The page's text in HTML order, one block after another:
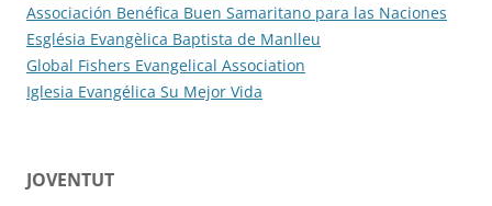
Associación Benéfica Buen Samaritano para las Naciones
Església Evangèlica Baptista de Manlleu
Global Fishers Evangelical Association
Iglesia Evangélica Su Mejor Vida
JOVENTUT